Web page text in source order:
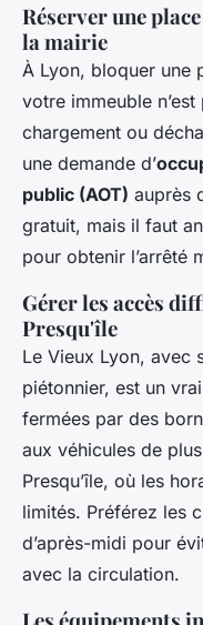
Réserver une
la mairie
À Lyon, bloquer une
votre immeuble
chargement ou
une demande d’
public (AOT) auprès
gratuit, mais il faut
pour obtenir l’arrêté
Gérer les accès
Presqu'île
Le Vieux Lyon, avec
piétonnier, est un
fermées par des
aux véhicules de
Presqu’île, où les
limités. Préférez les
d’après-midi pour
avec la circulation.